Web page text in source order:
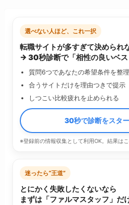
選べない人ほど、これ一択
転職サイトが多すぎて決められ
→ 30秒診断で「相性の良いベ
質問6つであなたの希望条件を整理
合うサイトだけを理由つきで提示
しつこい比較疲れを止められる
30秒で診断をスタ
※登録前の情報収集として利用OK。結果は
迷ったら“王道”
とにかく失敗したくないなら
まずは「ファルマスタッフ」だ